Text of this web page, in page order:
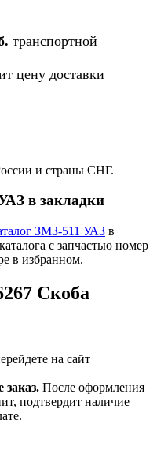
транспортной
цену доставки
и страны СНГ.
в закладки
ЗМЗ-511 УАЗ в
с запчастью номер
в избранном.
Скоба
на сайт
заказ. После оформления
подтвердит наличие